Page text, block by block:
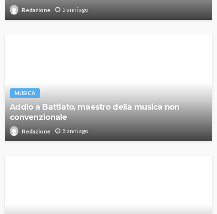
Redazione 5 anni ago
MUSICA
Addio a Battiato, maestro della musica non
convenzionale
Redazione 5 anni ago